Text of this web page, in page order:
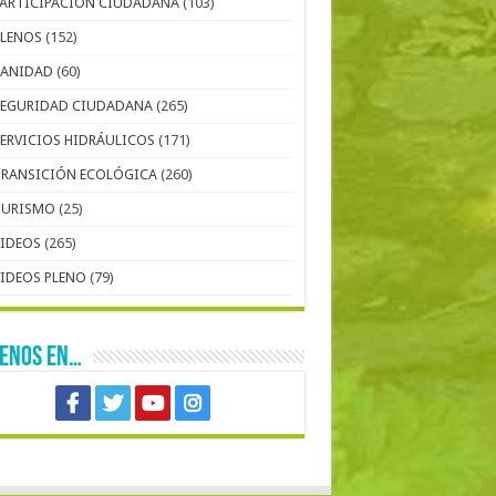
(152)
(60)
CIUDADANA (265)
HIDRÁULICOS (171)
ECOLÓGICA (260)
(25)
(265)
PLENO (79)
EN…